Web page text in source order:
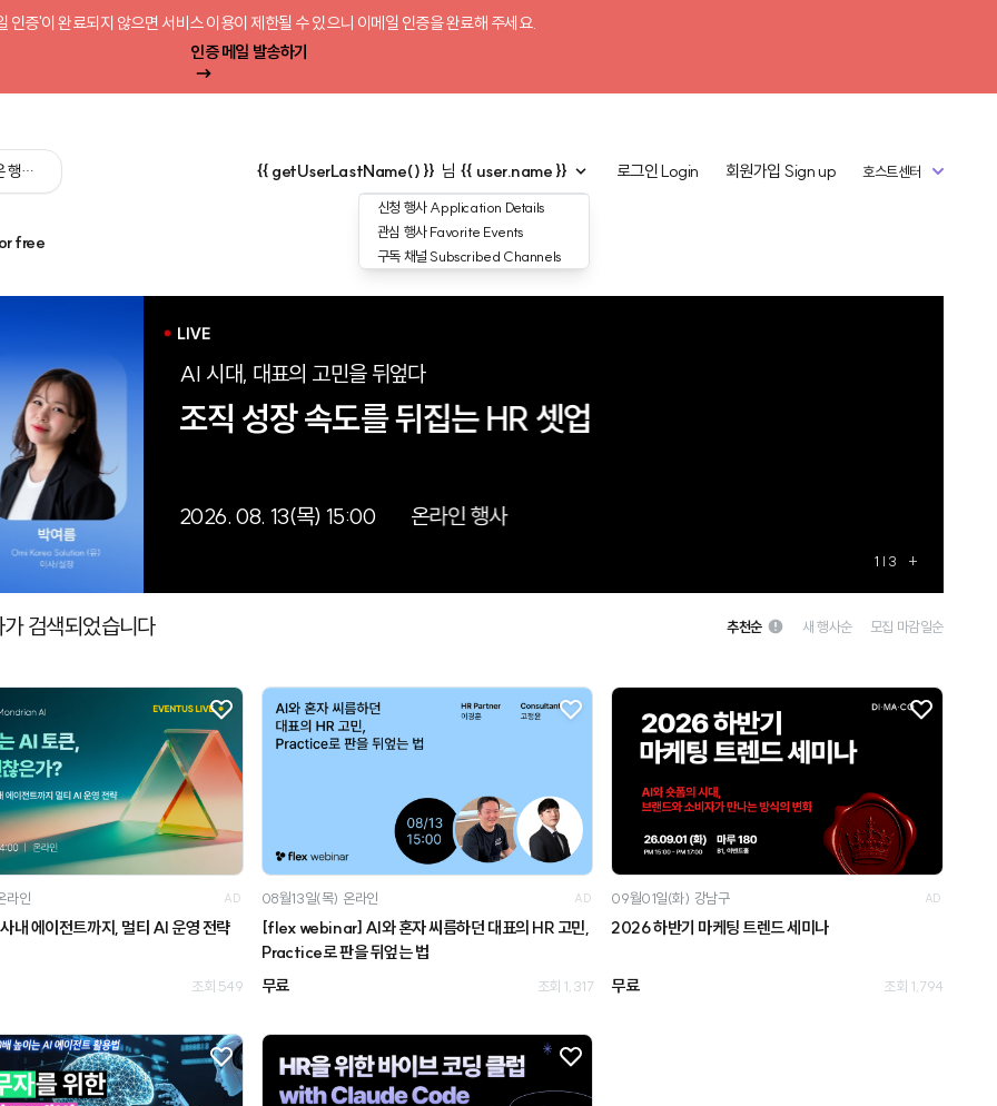
인증'이 완료되지 않으면 서비스 이용이 제한될 수 있으니 이메일 인증을 완료해 주세요.
인증 메일 발송하기
사를 검색해 보세요':query) }} {{ getUserLastName() }} 님 {{ user.name }}
신청 행사Application Details
관심 행사Favorite Events
구독 채널 Subscribed Channels
로그인Login 회원가입 Sign up 호스트센터
free
1 | 3 +
검색되었습니다 추천순 새 행사순 모집 마감일순
라인 AD
내 에이전트까지, 멀티 AI 운영 전략
조회 549
08월13일(목) 온라인 AD
[flex webinar] AI와 혼자 씨름하던 대표의 HR 고민,
Practice로 판을 뒤엎는 법
무료
조회 1,317
09월01일(화) 강남구 AD
2026 하반기 마케팅 트렌드 세미나
무료 조회 1,794